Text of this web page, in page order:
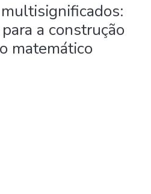
a construção
matemático